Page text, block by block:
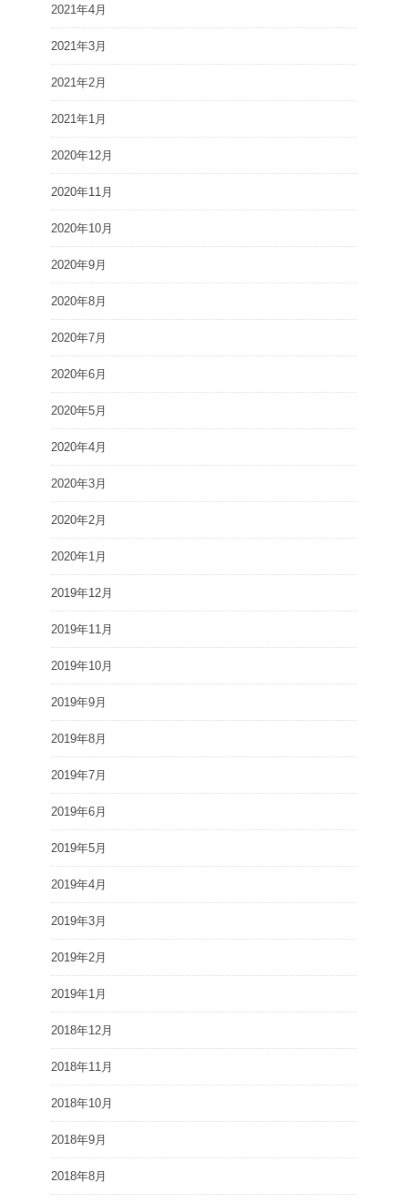
2021年4月
2021年3月
2021年2月
2021年1月
2020年12月
2020年11月
2020年10月
2020年9月
2020年8月
2020年7月
2020年6月
2020年5月
2020年4月
2020年3月
2020年2月
2020年1月
2019年12月
2019年11月
2019年10月
2019年9月
2019年8月
2019年7月
2019年6月
2019年5月
2019年4月
2019年3月
2019年2月
2019年1月
2018年12月
2018年11月
2018年10月
2018年9月
2018年8月